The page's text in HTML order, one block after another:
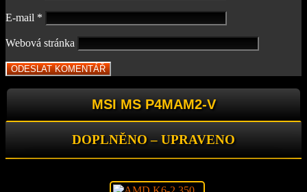
E-mail *
Webová stránka
MSI MS P4MAM2-V
DOPLNĚNO – UPRAVENO